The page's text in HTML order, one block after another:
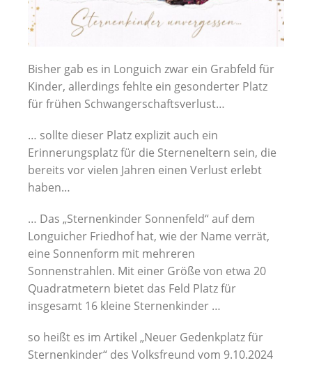
Bisher gab es in Longuich zwar ein Grabfeld für
Kinder, allerdings fehlte ein gesonderter Platz
für frühen Schwangerschaftsverlust…
… sollte dieser Platz explizit auch ein
Erinnerungsplatz für die Sterneneltern sein, die
bereits vor vielen Jahren einen Verlust erlebt
haben…
… Das „Sternenkinder Sonnenfeld“ auf dem
Longuicher Friedhof hat, wie der Name verrät,
eine Sonnenform mit mehreren
Sonnenstrahlen. Mit einer Größe von etwa 20
Quadratmetern bietet das Feld Platz für
insgesamt 16 kleine Sternenkinder …
so heißt es im Artikel „Neuer Gedenkplatz für
Sternenkinder“ des Volksfreund vom 9.10.2024